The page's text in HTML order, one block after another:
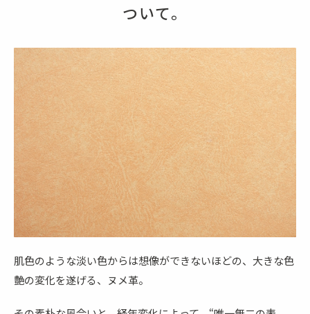
ついて。
肌色のような淡い色からは想像ができないほどの、大きな色
艶の変化を遂げる、ヌメ革。